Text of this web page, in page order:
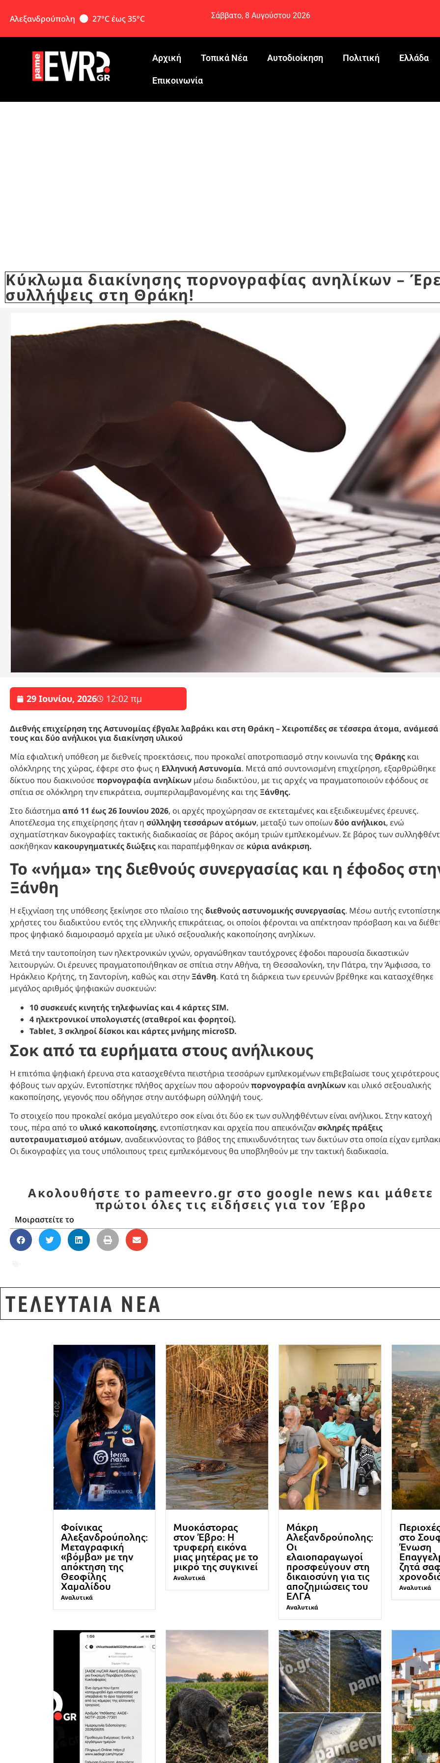
Αλεξανδρούπολη 27°C έως 35°C Σάββατο, 8 Αυγούστου 2026
Αρχική Τοπικά Νέα Αυτοδιοίκηση Πολιτική Ελλάδα
Eπικοινωνία
Κύκλωμα διακίνησης πορνογραφίας ανηλίκων –
συλλήψεις στη Θράκη!
29 Ιουνίου, 2026 12:02 πμ
Διεθνής επιχείρηση της Αστυνομίας έβγαλε λαβράκι και στη Θράκη – Χειροπέδες σε τέσσερα άτομα, ανάμεσά
τους και δύο ανήλικοι για διακίνηση υλικού
Μία εφιαλτική υπόθεση με διεθνείς προεκτάσεις, που προκαλεί αποτροπιασμό στην κοινωνία της Θράκης και
ολόκληρης της χώρας, έφερε στο φως η Ελληνική Αστυνομία. Μετά από συντονισμένη επιχείρηση, εξαρθρώθηκε
δίκτυο που διακινούσε πορνογραφία ανηλίκων μέσω διαδικτύου, με τις αρχές να πραγματοποιούν εφόδους σε
σπίτια σε ολόκληρη την επικράτεια, συμπεριλαμβανομένης και της Ξάνθης.
Στο διάστημααπό 11 έως 26 Ιουνίου 2026, οι αρχές προχώρησαν σε εκτεταμένες και εξειδικευμένες έρευνες.
Αποτέλεσμα της επιχείρησης ήταν η σύλληψη τεσσάρων ατόμων, μεταξύ των οποίωνδύο ανήλικοι, ενώ
σχηματίστηκαν δικογραφίες τακτικής διαδικασίας σε βάρος ακόμη τριών εμπλεκομένων. Σε βάρος των
ασκήθηκαν κακουργηματικές διώξεις και παραπέμφθηκαν σε κύρια ανάκριση.
Το «νήμα» της διεθνούς συνεργασίας και η έφοδος
Ξάνθη
Η εξιχνίαση της υπόθεσης ξεκίνησε στο πλαίσιο της διεθνούς αστυνομικής συνεργασίας. Μέσω αυτής
χρήστες του διαδικτύου εντός της ελληνικής επικράτειας, οι οποίοι φέρονται να απέκτησαν πρόσβαση και να
προς ψηφιακό διαμοιρασμό αρχεία με υλικό σεξουαλικής κακοποίησης ανηλίκων.
Μετά την ταυτοποίηση των ηλεκτρονικών ιχνών, οργανώθηκαν ταυτόχρονες έφοδοι παρουσία δικαστικών
λειτουργών. Οι έρευνες πραγματοποιήθηκαν σε σπίτια στην Αθήνα, τη Θεσσαλονίκη, την Πάτρα, την Άμφισσα, το
Ηράκλειο Κρήτης, τη Σαντορίνη, καθώς και στην Ξάνθη. Κατά τη διάρκεια των ερευνών βρέθηκε και κατασχέθηκε
μεγάλος αριθμός ψηφιακών συσκευών:
10 συσκευές κινητής τηλεφωνίας και 4 κάρτες SIM.
4 ηλεκτρονικοί υπολογιστές (σταθεροί και φορητοί).
Tablet, 3 σκληροί δίσκοι και κάρτες μνήμης microSD.
Σοκ από τα ευρήματα στους ανήλικους
Η επιτόπια ψηφιακή έρευνα στα κατασχεθέντα πειστήρια τεσσάρων εμπλεκομένων επιβεβαίωσε τους χειρότερους
φόβους των αρχών. Εντοπίστηκε πλήθος αρχείων που αφορούνπορνογραφία ανηλίκων και υλικό σεξουαλικής
κακοποίησης, γεγονός που οδήγησε στην αυτόφωρη σύλληψή τους.
Το στοιχείο που προκαλεί ακόμα μεγαλύτερο σοκ είναι ότι δύο εκ των συλληφθέντων είναι ανήλικοι. Στην κατοχή
τους, πέρα από το υλικό κακοποίησης, εντοπίστηκαν και αρχεία που απεικόνιζανσκληρές πράξεις
αυτοτραυματισμού ατόμων, αναδεικνύοντας το βάθος της επικινδυνότητας των δικτύων στα οποία είχαν
Οι δικογραφίες για τους υπόλοιπους τρεις εμπλεκόμενους θα υποβληθούν με την τακτική διαδικασία.
Ακολουθήστε το pameevro.gr στο google news και μάθετε
πρώτοι όλες τις ειδήσεις για τον Έβρο
Μοιραστείτε το
ΤΕΛΕΥΤΑΙΑ ΝΕΑ
Φοίνικας
Αλεξανδρούπολης:
Μεταγραφική
«βόμβα» με την
απόκτηση της
Θεοφίλης
Χαμαλίδου
Αναλυτικά
Μυοκάστορας
στον Έβρο: Η
τρυφερή εικόνα
μιας μητέρας με το
μικρό της συγκινεί
Αναλυτικά
Μάκρη
Αλεξανδρούπολης:
Οι
ελαιοπαραγωγοί
προσφεύγουν στη
δικαιοσύνη για τις
αποζημιώσεις του
ΕΛΓΑ
Αναλυτικά
στο
Ένωση
ζητά
Αναλυτικά